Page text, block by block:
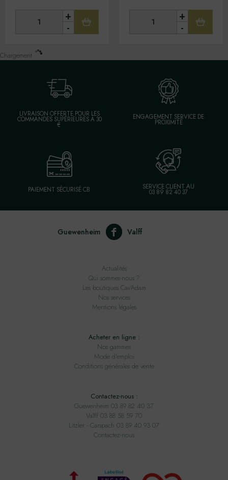
-
+
-
+
Chargement
LIVRAISON OFFERTE POUR LES
COMMANDES SUPÉRIEURES À 30
€
ENGAGEMENT SERVICE DE
PROXIMITÉ
PAIEMENT SÉCURISÉ CB SERVICE CLIENT AU
03 89 82 40 37
Guewenheim Valff
Actualités
Qui sommes-nous ?
Les boutiques Cav'Adam
Nos services
Mentions légales
Acheter en ligne :
Nos gammes
Mode d'emploi
Conditions générales de vente
Contactez-nous :
Guewenheim 03 89 82 40 37
Valff 03 88 58 59 70
Litzler - Carspach 03 89 40 93 07
Contactez-nous